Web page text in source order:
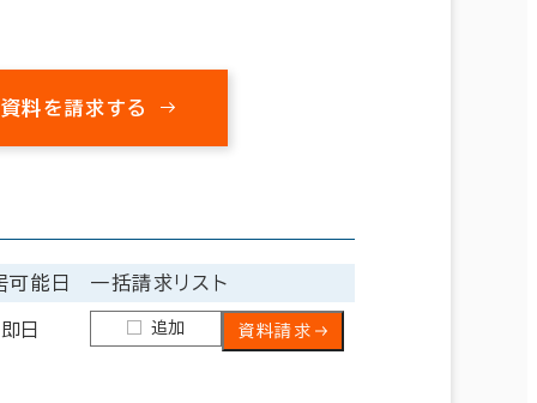
料を請求する
可能日 一括請求リスト
即日 追加 資料請求